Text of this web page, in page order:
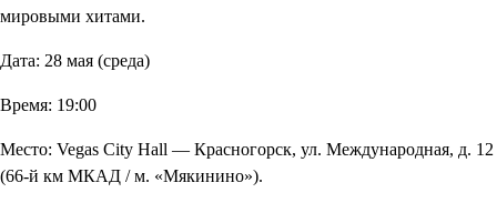
мировыми хитами.
Дата: 28 мая (среда)
Время: 19:00
Место: Vegas City Hall — Красногорск, ул. Международная, д. 12
(66-й км МКАД / м. «Мякинино»).